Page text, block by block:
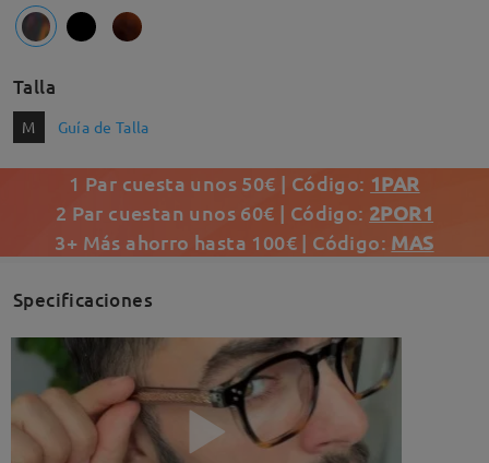
Talla
M Guía de Talla
1 Par cuesta unos 50€ | Código: 1PAR
2 Par cuestan unos 60€ | Código: 2POR1
3+ Más ahorro hasta 100€ | Código: MAS
Specificaciones